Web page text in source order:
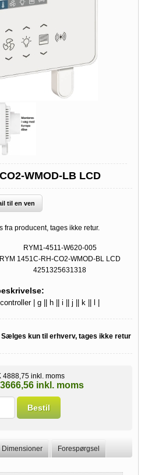
WMOD-LB LCD
til en ven
fra producent, tages ikke retur.
RYM1-4511-W620-005
RYM 1451C-RH-CO2-WMOD-BL LCD
4251325631318
| g || h || i || j || k || l |
Sælges kun til erhverv, tages ikke retur
4888,75 inkl. moms
inkl. moms
Bestil
Dimensioner Forespørgsel